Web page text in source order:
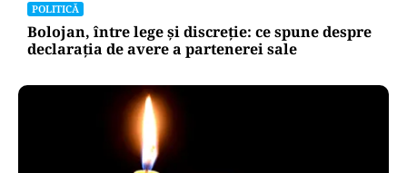
POLITICĂ
Bolojan, între lege și discreție: ce spune despre
declarația de avere a partenerei sale